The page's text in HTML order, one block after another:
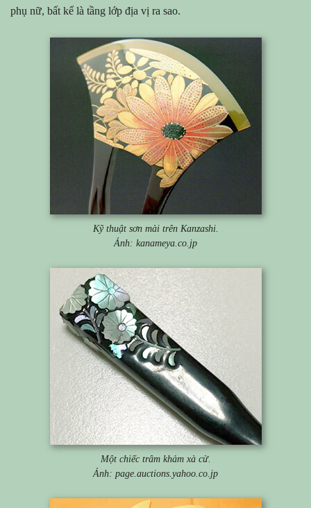
phụ nữ, bất kể là tầng lớp địa vị ra sao.
Kỹ thuật sơn mài trên Kanzashi.
Ảnh: kanameya.co.jp
Một chiếc trâm khảm xà cừ.
Ảnh: page.auctions.yahoo.co.jp